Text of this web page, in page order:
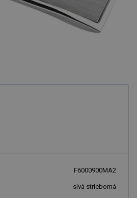
F6000900MA2
sivá strieborná